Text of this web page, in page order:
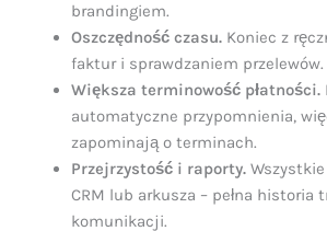
brandingiem.
Oszczędność czasu. Koniec z
faktur i sprawdzaniem przelewów.
Większa terminowość płatności.
automatyczne przypomnienia,
zapominają o terminach.
Przejrzystość i raporty.
CRM lub arkusza – pełna historia
komunikacji.